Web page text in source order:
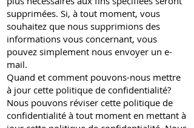
supprimées. Si, à tout moment, vous
souhaitez que nous supprimions des
informations vous concernant, vous
pouvez simplement nous envoyer un e-
mail.
Quand et comment pouvons-nous mettre
à jour cette politique de confidentialité?
Nous pouvons réviser cette politique de
confidentialité à tout moment en mettant à